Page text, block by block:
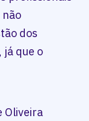
não
dos
já que o
Oliveira